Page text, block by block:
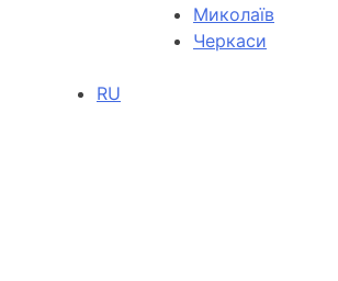
Миколаїв
Черкаси
RU